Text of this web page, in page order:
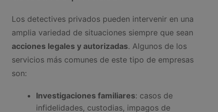
Los detectives privados pueden intervenir en una
amplia variedad de situaciones siempre que sean
acciones legales y autorizadas. Algunos de los
servicios más comunes de este tipo de empresas
son:
Investigaciones familiares: casos de
infidelidades, custodias, impagos de